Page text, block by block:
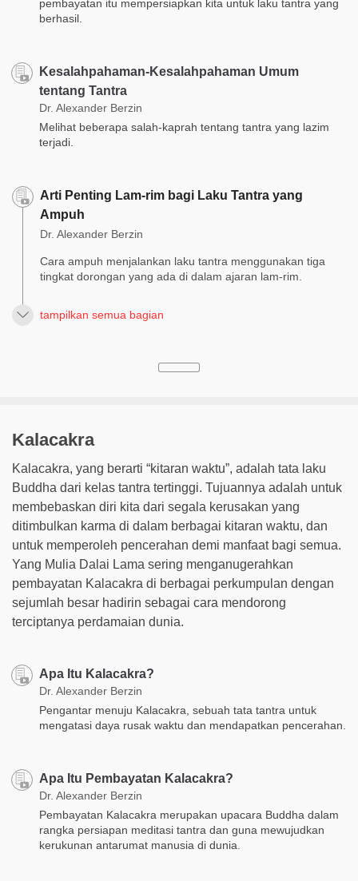
pembayatan itu mempersiapkan kita untuk laku tantra yang
berhasil.
Kesalahpahaman-Kesalahpahaman Umum
tentang Tantra
Dr. Alexander Berzin
Melihat beberapa salah-kaprah tentang tantra yang lazim
terjadi.
Arti Penting Lam-rim bagi Laku Tantra yang
Ampuh
Dr. Alexander Berzin
Cara ampuh menjalankan laku tantra menggunakan tiga
tingkat dorongan yang ada di dalam ajaran lam-rim.
tampilkan semua bagian
Kalacakra
Kalacakra, yang berarti “kitaran waktu”, adalah tata laku
Buddha dari kelas tantra tertinggi. Tujuannya adalah untuk
membebaskan diri kita dari segala kerusakan yang
ditimbulkan karma di dalam berbagai kitaran waktu, dan
untuk memperoleh pencerahan demi manfaat bagi semua.
Yang Mulia Dalai Lama sering menganugerahkan
pembayatan Kalacakra di berbagai perkumpulan dengan
sejumlah besar hadirin sebagai cara mendorong
terciptanya perdamaian dunia.
Apa Itu Kalacakra?
Dr. Alexander Berzin
Pengantar menuju Kalacakra, sebuah tata tantra untuk
mengatasi daya rusak waktu dan mendapatkan pencerahan.
Apa Itu Pembayatan Kalacakra?
Dr. Alexander Berzin
Pembayatan Kalacakra merupakan upacara Buddha dalam
rangka persiapan meditasi tantra dan guna mewujudkan
kerukunan antarumat manusia di dunia.